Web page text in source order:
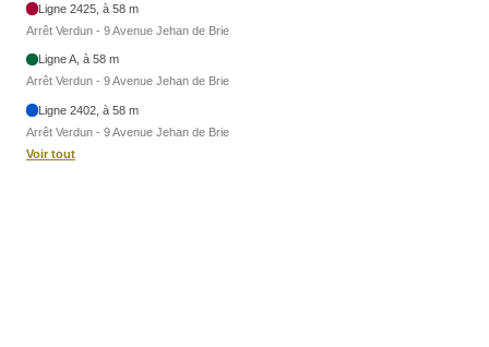
Ligne 2425, à 58 m
Arrêt Verdun - 9 Avenue Jehan de Brie
Ligne A, à 58 m
Arrêt Verdun - 9 Avenue Jehan de Brie
Ligne 2402, à 58 m
Arrêt Verdun - 9 Avenue Jehan de Brie
Voir tout